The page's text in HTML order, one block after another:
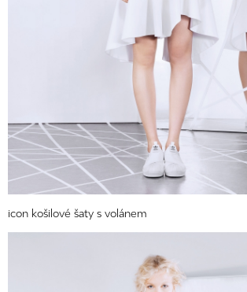
icon košilové šaty s volánem